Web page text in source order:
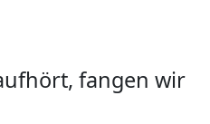
fangen wir